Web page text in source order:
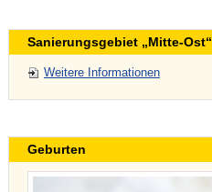
Sanierungsgebiet „Mitte-Ost“
Weitere Informationen
Geburten